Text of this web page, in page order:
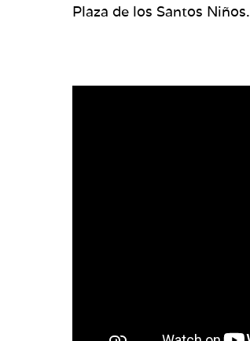
Plaza de los Santos Niños.